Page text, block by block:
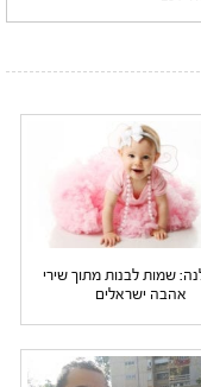
שמות לבנות מתוך שירי
אהבה ישראלים